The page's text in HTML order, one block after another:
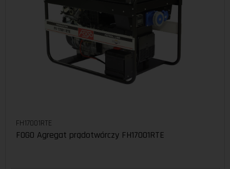
FH17001RTE
FOGO Agregat prądotwórczy FH17001RTE